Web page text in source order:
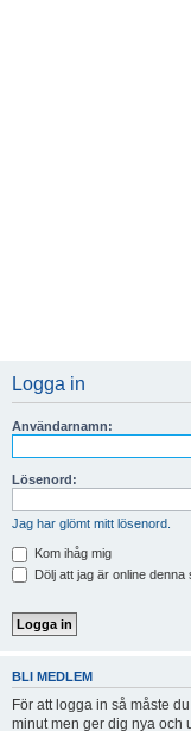
Logga in
Användarnamn:
Lösenord:
Jag har glömt mitt lösenord.
Kom ihåg mig
Dölj att jag är online denna
BLI MEDLEM
För att logga in så måste
minut men ger dig nya och